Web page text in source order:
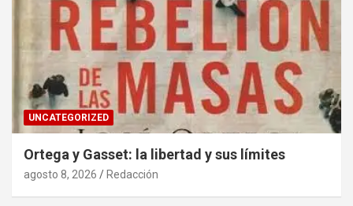
UNCATEGORIZED
Ortega y Gasset: la libertad y sus límites
agosto 8, 2026 Redacción